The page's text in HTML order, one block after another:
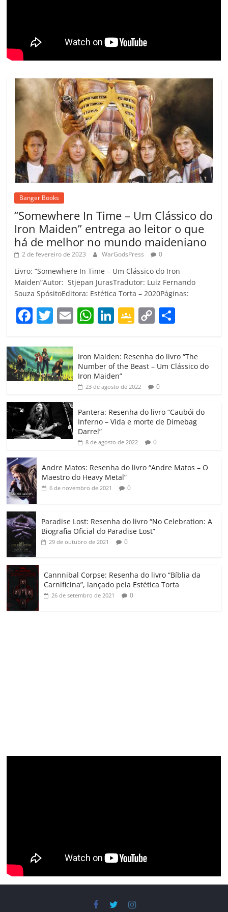
m
Banger Books
“Somewhere In Time – Um Clássico do
Iron Maiden” entrega ao leitor o que
há de melhor no mundo maideniano
2 de fevereiro de 2023 WarGodsPress 0
Livro: “Somewhere In Time – Um Clássico do Iron
Maiden”Autor: Stjepan JurasTradutor: Luiz Fernando
Souza SpósitoEditora: Estética Torta – 2020Páginas:
F
c
e
b
o
o
k
T
itt
er
E W
at
s
A
p
Li
e
dI
G
gl
e
Cl
a
ss
ro
o
C
p
y
Li
k
m
p
h
ar
Iron Maiden: Resenha do livro “The
Number of the Beast – Um Clássico do
Iron Maiden”
23 de agosto de 2022 0
Pantera: Resenha do livro “Caubói do
Inferno – Vida e morte de Dimebag
Darrel”
8 de agosto de 2022 0
Andre Matos: Resenha do livro “Andre Matos – O
Maestro do Heavy Metal”
6 de novembro de 2021 0
Paradise Lost: Resenha do livro “No Celebration: A
Biografia Oficial do Paradise Lost”
29 de outubro de 2021 0
Cannnibal Corpse: Resenha do livro “Bíblia da
Carnificina”, lançado pela Estética Torta
26 de setembro de 2021 0